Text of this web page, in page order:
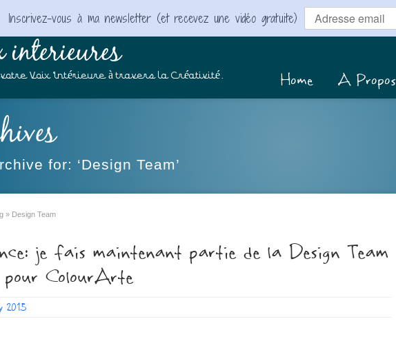
Inscrivez-vous à ma newsletter (et recevez une vidéo gratuite)
interieures
votre Voix Intérieure à travers la Créativité. Home A Propos
for: ‘Design Team’
» Design Team
je fais maintenant partie de la Design Team
ColourArte
2015